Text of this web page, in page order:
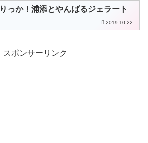
りっか！浦添とやんばるジェラート
2019.10.22
スポンサーリンク